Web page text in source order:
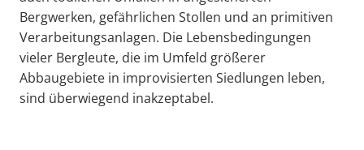
Bergwerken, gefährlichen Stollen und an primitiven
Verarbeitungsanlagen. Die Lebensbedingungen
vieler Bergleute, die im Umfeld größerer
Abbaugebiete in improvisierten Siedlungen leben,
sind überwiegend inakzeptabel.